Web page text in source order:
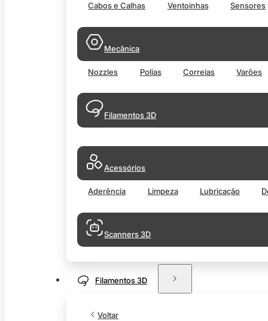
Cabos e Calhas Ventoinhas Sensores
Mecânica
Nozzles Polias Correias Varões
Filamentos 3D
Acessórios
Aderência Limpeza Lubricação
Scanners 3D
Filamentos 3D
Voltar